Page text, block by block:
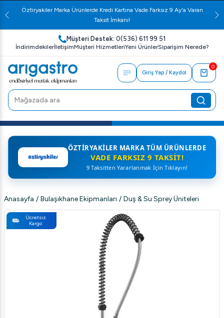
Öztiryakiler Marka Ürünlerde Kredi Kartına Vade Farksız 9 Ay'a Varan
Taksit İmkanı!
Müşteri Destek: 0(536) 611 99 51
İndirimdekilerİletişimMüşteri HizmetleriYeni ÜrünlerSiparişim Nerede?
Giriş Yap / Kaydol
0
ÖZTIRYAKILER MARKA TÜM ÜRÜNLERDE
VADE FARKSIZ 9 TAKSIT!
9 Taksitten Yararlanmak İçin Tıklayın!
Anasayfa / Bulaşıkhane Ekipmanları / Duş & Su Sprey Üniteleri
Ücretsiz
Kargo